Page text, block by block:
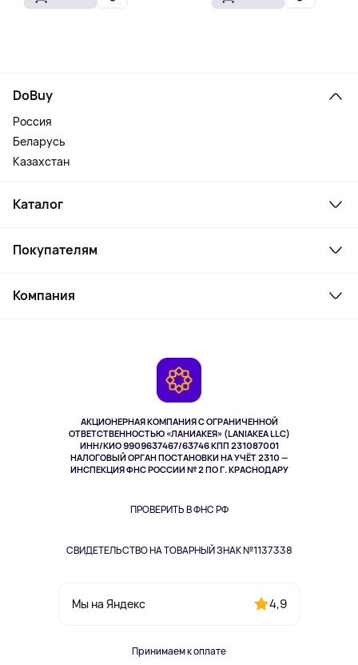
АКЦИОНЕРНАЯ КОМПАНИЯ С ОГРАНИЧЕННОЙ
ОТВЕТСТВЕННОСТЬЮ «ЛАНИАКЕЯ» (LANIAKEA LLC)
ИНН/КИО 9909637467/63746 КПП 231087001
НАЛОГОВЫЙ ОРГАН ПОСТАНОВКИ НА УЧЁТ 2310 —
ИНСПЕКЦИЯ ФНС РОССИИ № 2 ПО Г. КРАСНОДАРУ
ПРОВЕРИТЬ В ФНС РФ
СВИДЕТЕЛЬСТВО НА ТОВАРНЫЙ ЗНАК №1137338
Мы на Яндекс 4,9
Принимаем к оплате
DoBuy
Россия
Беларусь
Казахстан
Каталог
Ноутбуки, мониторы, VR
Косметика и уход
Здоровье питомцев
Одежда и аксессуары
Покупателям
Как заказать
Компания